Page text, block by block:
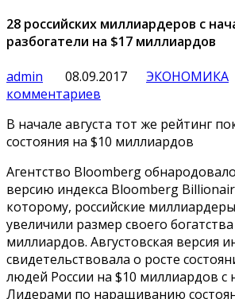
28 российских миллиардеров с
разбогатели на $17 миллиардов
admin
08.09.2017 ЭКОНОМИКА
комментариев
В начале августа тот же рейтинг
состояния на $10 миллиардов
Агентство Bloomberg
версию индекса Bloomberg
которому, российские
увеличили размер своего
миллиардов. Августовская версия
свидетельствовала о росте
людей России на $10 миллиардов с
Лидерами по наращиванию